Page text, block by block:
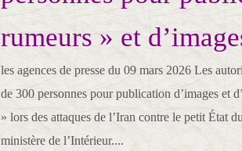
rumeurs » et
les agences de presse du 09 mars 2026 Les
de 300 personnes pour publication d’images et
» lors des attaques de l’Iran contre le petit État
ministère de l’Intérieur....